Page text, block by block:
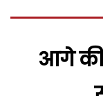
आगे की